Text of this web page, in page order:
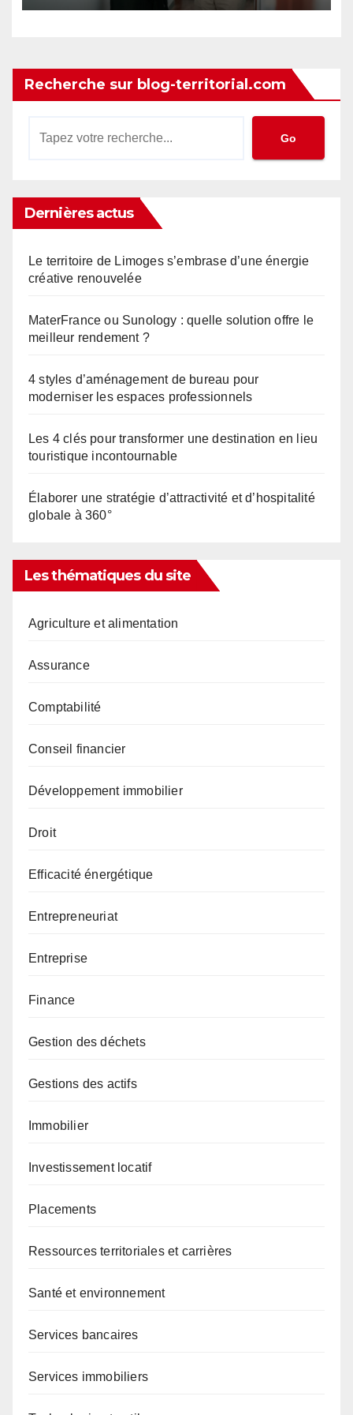
Recherche sur blog-territorial.com
Go
Dernières actus
Le territoire de Limoges s’embrase d’une énergie
créative renouvelée
MaterFrance ou Sunology : quelle solution offre le
meilleur rendement ?
4 styles d’aménagement de bureau pour
moderniser les espaces professionnels
Les 4 clés pour transformer une destination en lieu
touristique incontournable
Élaborer une stratégie d’attractivité et d’hospitalité
globale à 360°
Les thématiques du site
Agriculture et alimentation
Assurance
Comptabilité
Conseil financier
Développement immobilier
Droit
Efficacité énergétique
Entrepreneuriat
Entreprise
Finance
Gestion des déchets
Gestions des actifs
Immobilier
Investissement locatif
Placements
Ressources territoriales et carrières
Santé et environnement
Services bancaires
Services immobiliers